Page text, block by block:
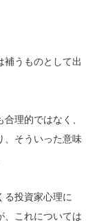
補うものとして出
理的ではなく、
、そういった意味
る投資家心理に
、これについては